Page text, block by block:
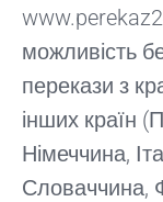
можливість
перекази з
інших країн
Німеччина,
Словаччина,